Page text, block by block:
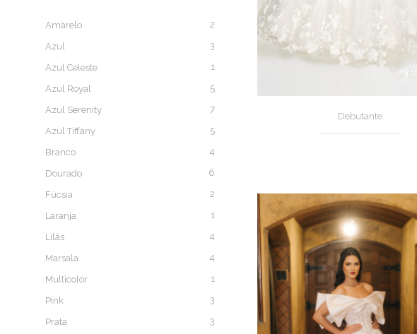
Amarelo 2
Azul 3
Azul Celeste 1
Azul Royal 5
Azul Serenity 7
Azul Tiffany 5
Branco 4
Dourado 6
Fúcsia 2
Laranja 1
Lilás 4
Marsala 4
Multicolor 1
Pink 3
Prata 3
Debutante